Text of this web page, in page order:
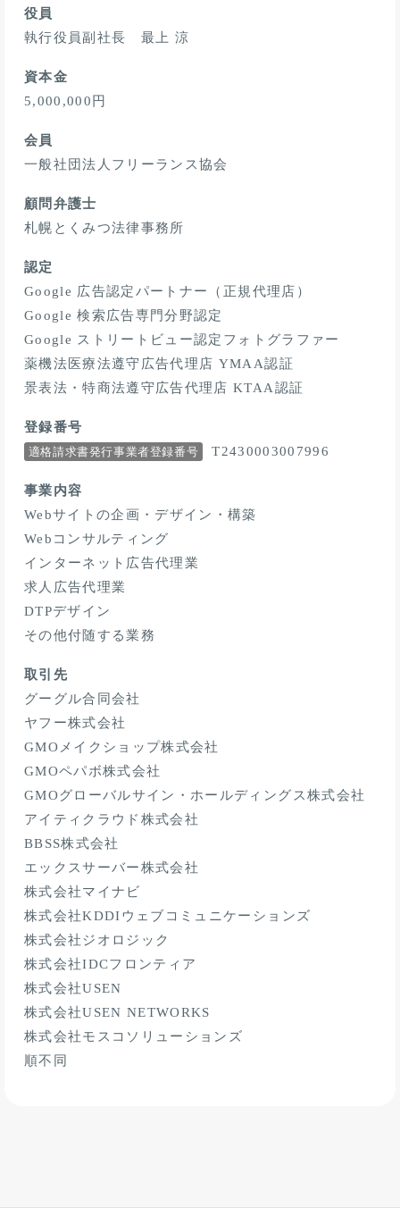
役員
執行役員副社長
資本金
5,000,000円
会員
⼀般社団法⼈フリーランス協会
顧問弁護士
札幌とくみつ法律事務所
認定
Google 広告認定パートナー（正規代理店）
Google 検索広告専門分野認定
Google ストリートビュー認定フォトグラファー
薬機法医療法遵守広告代理店 YMAA認証
景表法・特商法遵守広告代理店 KTAA認証
登録番号
適格請求書発行事業者登録番号 T2430003007996
事業内容
Webサイトの企画・デザイン・構築
Webコンサルティング
インターネット広告代理業
求人広告代理業
DTPデザイン
その他付随する業務
取引先
グーグル合同会社
ヤフー株式会社
GMOメイクショップ株式会社
GMOペパボ株式会社
GMOグローバルサイン・ホールディングス株式会社
アイティクラウド株式会社
BBSS株式会社
エックスサーバー株式会社
株式会社マイナビ
株式会社KDDIウェブコミュニケーションズ
株式会社ジオロジック
株式会社IDCフロンティア
株式会社USEN
株式会社USEN NETWORKS
株式会社モスコソリューションズ
順不同